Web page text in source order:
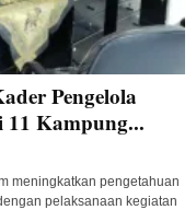
Pengelola
Kampung...
meningkatkan pengetahuan
pelaksanaan kegiatan